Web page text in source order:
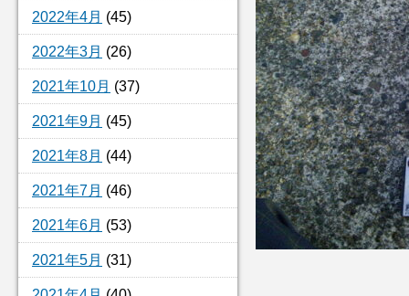
2022年4月 (45)
2022年3月 (26)
2021年10月 (37)
2021年9月 (45)
2021年8月 (44)
2021年7月 (46)
2021年6月 (53)
2021年5月 (31)